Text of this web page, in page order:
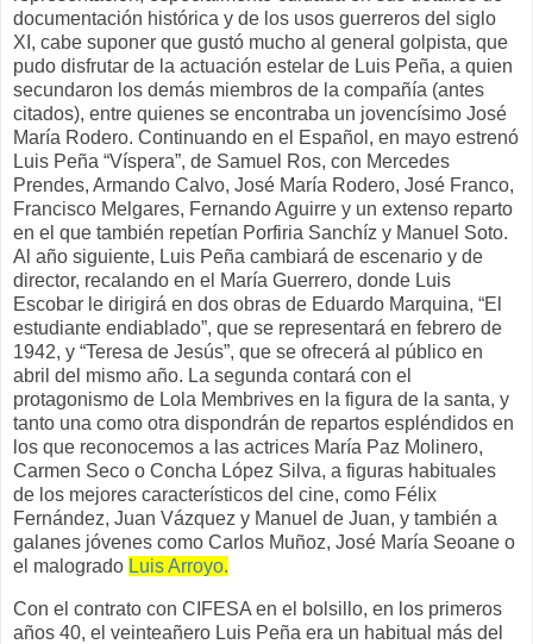
documentación histórica y de los usos guerreros del siglo
XI, cabe suponer que gustó mucho al general golpista, que
pudo disfrutar de la actuación estelar de Luis Peña, a quien
secundaron los demás miembros de la compañía (antes
citados), entre quienes se encontraba un jovencísimo José
María Rodero. Continuando en el Español, en mayo estrenó
Luis Peña “Víspera”, de Samuel Ros, con Mercedes
Prendes, Armando Calvo, José María Rodero, José Franco,
Francisco Melgares, Fernando Aguirre y un extenso reparto
en el que también repetían Porfiria Sanchíz y Manuel Soto.
Al año siguiente, Luis Peña cambiará de escenario y de
director, recalando en el María Guerrero, donde Luis
Escobar le dirigirá en dos obras de Eduardo Marquina, “El
estudiante endiablado”, que se representará en febrero de
1942, y “Teresa de Jesús”, que se ofrecerá al público en
abril del mismo año. La segunda contará con el
protagonismo de Lola Membrives en la figura de la santa, y
tanto una como otra dispondrán de repartos espléndidos en
los que reconocemos a las actrices María Paz Molinero,
Carmen Seco o Concha López Silva, a figuras habituales
de los mejores característicos del cine, como Félix
Fernández, Juan Vázquez y Manuel de Juan, y también a
galanes jóvenes como Carlos Muñoz, José María Seoane o
el malogrado Luis Arroyo.
Con el contrato con CIFESA en el bolsillo, en los primeros
años 40, el veinteañero Luis Peña era un habitual más del